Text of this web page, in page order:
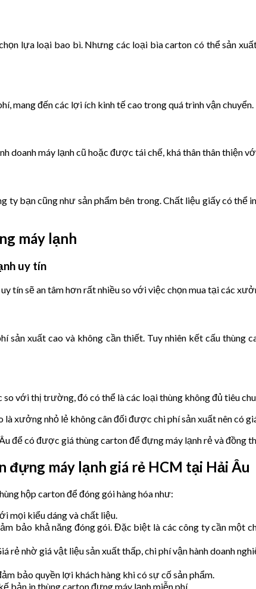
lựa loại bao bì. Nhưng các loại bìa carton có thể sản
mang đến các lợi ích kinh tế cao trong quá trình vận chuyển.
doanh máy lạnh cũ hoặc được tái chế, khá thân thân thiện
ty bạn cũng như sản phẩm bên trong. Chất liệu giấy có thể
máy lạnh
uy tín
tín sẽ an tâm hơn rất nhiều so với việc chọn mua tại các
sản xuất cao và không cần thiết. Tuy nhiên kết cấu
với thị trường, đó có thể là các loại thùng không đủ tiêu
xưởng nhỏ lẻ không cân đối được chi phí sản xuất nên có
để có được giá thùng carton để đựng máy lạnh rẻ và đồng
máy lạnh giá rẻ HCM tại Hải Âu
hộp carton để đóng gói hàng hóa như:
mọi kiểu dáng và chất liệu.
bảo khả năng đóng gói. Đặc biệt là các công ty cần một
rẻ nhờ giá vật liệu sản xuất thấp, chi phí vận hành doanh
bảo quyền lợi khách hàng khi có sự cố sản phẩm.
bản in thùng carton đựng máy lạnh miễn phí.